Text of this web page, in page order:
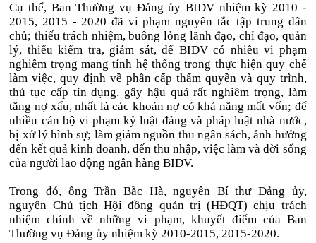
Cụ thể, Ban Thường vụ Đảng ủy BIDV nhiệm kỳ 2010 -
2015, 2015 - 2020 đã vi phạm nguyên tắc tập trung dân
chủ; thiếu trách nhiệm, buông lỏng lãnh đạo, chỉ đạo, quản
lý, thiếu kiểm tra, giám sát, để BIDV có nhiều vi phạm
nghiêm trọng mang tính hệ thống trong thực hiện quy chế
làm việc, quy định về phân cấp thẩm quyền và quy trình,
thủ tục cấp tín dụng, gây hậu quả rất nghiêm trọng, làm
tăng nợ xấu, nhất là các khoản nợ có khả năng mất vốn; để
nhiều cán bộ vi phạm kỷ luật đảng và pháp luật nhà nước,
bị xử lý hình sự; làm giảm nguồn thu ngân sách, ảnh hưởng
đến kết quả kinh doanh, đến thu nhập, việc làm và đời sống
của người lao động ngân hàng BIDV.
Trong đó, ông Trần Bắc Hà, nguyên Bí thư Đảng ủy,
nguyên Chủ tịch Hội đồng quản trị (HĐQT) chịu trách
nhiệm chính về những vi phạm, khuyết điểm của Ban
Thường vụ Đảng ủy nhiệm kỳ 2010-2015, 2015-2020.